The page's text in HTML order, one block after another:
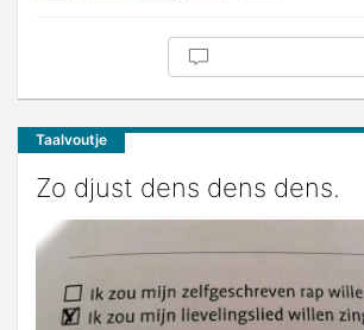
Taalvoutje
Zo djust dens dens dens.